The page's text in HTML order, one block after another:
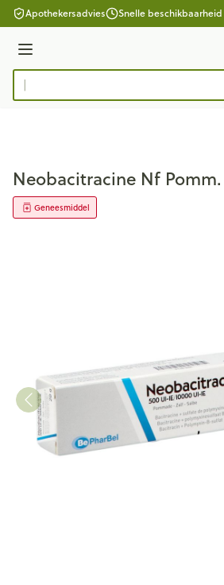
Ga naar de inhoud
Apothekersadvies Snelle beschikbaarheid
Menu
Product, merk, categorie...
Neobacitracine Nf
Geneesmiddel